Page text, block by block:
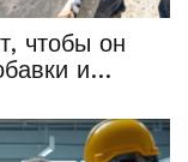
чтобы он
и